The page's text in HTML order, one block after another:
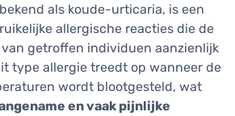
als koude-urticaria, is een
allergische reacties die de
getroffen individuen aanzienlijk
type allergie treedt op wanneer de
wordt blootgesteld, wat
en vaak pijnlijke